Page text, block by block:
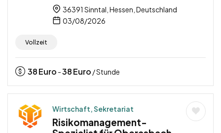
36391 Sinntal, Hessen, Deutschland
03/08/2026
Vollzeit
38Euro -38Euro / Stunde
Wirtschaft, Sekretariat
Risikomanagement-